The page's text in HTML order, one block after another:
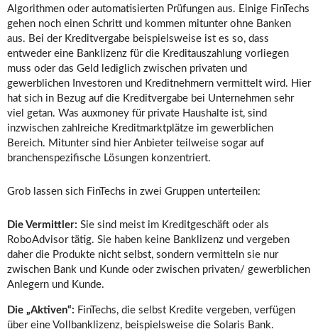
Algorithmen oder automatisierten Prüfungen aus. Einige FinTechs
gehen noch einen Schritt und kommen mitunter ohne Banken
aus. Bei der Kreditvergabe beispielsweise ist es so, dass
entweder eine Banklizenz für die Kreditauszahlung vorliegen
muss oder das Geld lediglich zwischen privaten und
gewerblichen Investoren und Kreditnehmern vermittelt wird. Hier
hat sich in Bezug auf die Kreditvergabe bei Unternehmen sehr
viel getan. Was auxmoney für private Haushalte ist, sind
inzwischen zahlreiche Kreditmarktplätze im gewerblichen
Bereich. Mitunter sind hier Anbieter teilweise sogar auf
branchenspezifische Lösungen konzentriert.
Grob lassen sich FinTechs in zwei Gruppen unterteilen:
Die Vermittler: Sie sind meist im Kreditgeschäft oder als
RoboAdvisor tätig. Sie haben keine Banklizenz und vergeben
daher die Produkte nicht selbst, sondern vermitteln sie nur
zwischen Bank und Kunde oder zwischen privaten/ gewerblichen
Anlegern und Kunde.
Die „Aktiven“: FinTechs, die selbst Kredite vergeben, verfügen
über eine Vollbanklizenz, beispielsweise die Solaris Bank.